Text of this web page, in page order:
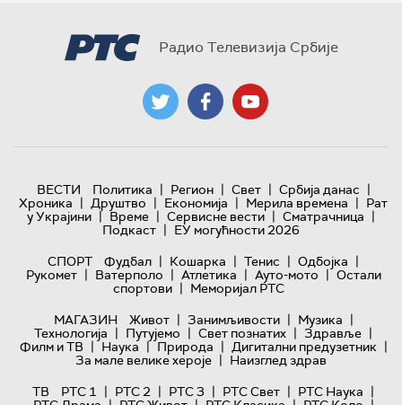
Радио Телевизија Србије
ВЕСТИ Политика | Регион | Свет | Србија данас |
Хроника | Друштво | Економија | Мерила времена | Рат
у Украјини | Време | Сервисне вести | Сматрачница |
Подкаст | ЕУ могућности 2026
СПОРТ
Фудбал | Кошарка | Тенис | Одбојка |
Рукомет | Ватерполо | Атлетика | Ауто-мото | Остали
спортови | Меморијал РТС
МАГАЗИН
Живот | Занимљивости | Музика |
Технологијa | Путујемо | Свет познатих | Здравље |
Филм и ТВ | Наука | Природа | Дигитални предузетник |
За мале велике хероје | Наизглед здрав
ТВ
РТС 1 | РТС 2 | РТС 3 | РТС Свет | РТС Наука |